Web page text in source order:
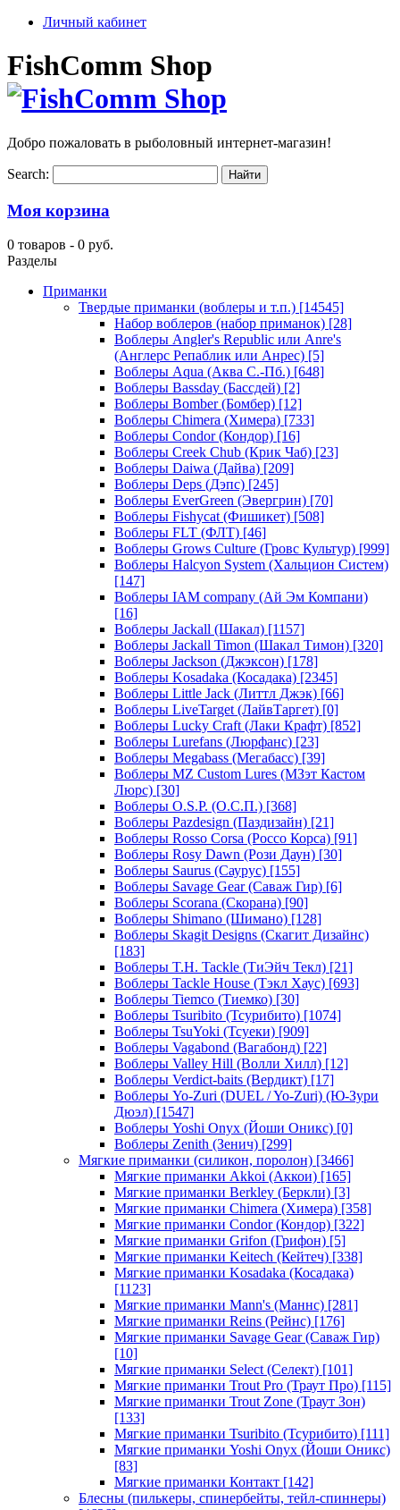
Личный кабинет
FishComm Shop
Добро пожаловать в рыболовный интернет-магазин!
Search:
Моя корзина
0 товаров - 0 руб.
Разделы
Приманки
Твердые приманки (воблеры и т.п.) [14545]
Набор воблеров (набор приманок) [28]
Воблеры Angler's Republic или Anre's
(Англерс Репаблик или Анрес) [5]
Воблеры Aqua (Аква С.-Пб.) [648]
Воблеры Bassday (Бассдей) [2]
Воблеры Bomber (Бомбер) [12]
Воблеры Chimera (Химера) [733]
Воблеры Condor (Кондор) [16]
Воблеры Creek Chub (Крик Чаб) [23]
Воблеры Daiwa (Дайва) [209]
Воблеры Deps (Дэпс) [245]
Воблеры EverGreen (Эвергрин) [70]
Воблеры Fishycat (Фишикет) [508]
Воблеры FLT (ФЛТ) [46]
Воблеры Grows Culture (Гровс Культур) [999]
Воблеры Halcyon System (Хальцион Систем)
[147]
Воблеры IAM company (Ай Эм Компани)
[16]
Воблеры Jackall (Шакал) [1157]
Воблеры Jackall Timon (Шакал Тимон) [320]
Воблеры Jackson (Джэксон) [178]
Воблеры Kosadaka (Косадака) [2345]
Воблеры Little Jack (Литтл Джэк) [66]
Воблеры LiveTarget (ЛайвТаргет) [0]
Воблеры Lucky Craft (Лаки Крафт) [852]
Воблеры Lurefans (Люрфанс) [23]
Воблеры Megabass (Мегабасс) [39]
Воблеры MZ Custom Lures (МЗэт Кастом
Люрс) [30]
Воблеры O.S.P. (О.С.П.) [368]
Воблеры Pazdesign (Паздизайн) [21]
Воблеры Rosso Corsa (Россо Корса) [91]
Воблеры Rosy Dawn (Рози Даун) [30]
Воблеры Saurus (Саурус) [155]
Воблеры Savage Gear (Саваж Гир) [6]
Воблеры Scorana (Скорана) [90]
Воблеры Shimano (Шимано) [128]
Воблеры Skagit Designs (Скагит Дизайнс)
[183]
Воблеры T.H. Tackle (ТиЭйч Текл) [21]
Воблеры Tackle House (Тэкл Хаус) [693]
Воблеры Tiemco (Тиемко) [30]
Воблеры Tsuribito (Тсурибито) [1074]
Воблеры TsuYoki (Тсуеки) [909]
Воблеры Vagabond (Вагабонд) [22]
Воблеры Valley Hill (Волли Хилл) [12]
Воблеры Verdict-baits (Вердикт) [17]
Воблеры Yo-Zuri (DUEL / Yo-Zuri) (Ю-Зури
Дюэл) [1547]
Воблеры Yoshi Onyx (Йоши Оникс) [0]
Воблеры Zenith (Зенич) [299]
Мягкие приманки (силикон, поролон) [3466]
Мягкие приманки Akkoi (Аккои) [165]
Мягкие приманки Berkley (Беркли) [3]
Мягкие приманки Chimera (Химера) [358]
Мягкие приманки Condor (Кондор) [322]
Мягкие приманки Grifon (Грифон) [5]
Мягкие приманки Keitech (Кейтеч) [338]
Мягкие приманки Kosadaka (Косадака)
[1123]
Мягкие приманки Mann's (Маннс) [281]
Мягкие приманки Reins (Рейнс) [176]
Мягкие приманки Savage Gear (Саваж Гир)
[10]
Мягкие приманки Select (Селект) [101]
Мягкие приманки Trout Pro (Траут Про) [115]
Мягкие приманки Trout Zone (Траут Зон)
[133]
Мягкие приманки Tsuribito (Тсурибито) [111]
Мягкие приманки Yoshi Onyx (Йоши Оникс)
[83]
Мягкие приманки Контакт [142]
Блесны (пилькеры, спинербейты, тейл-спиннеры)